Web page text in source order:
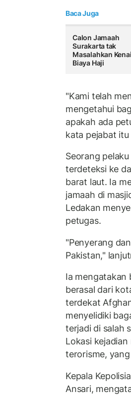
Baca Juga
Calon Jamaah
Surakarta tak
Masalahkan
Biaya Haji
"Kami telah
mengetahui
apakah ada
kata pejabat
Seorang
terdeteksi ke
barat laut. Ia
jamaah di
Ledakan
petugas.
"Penyerang
Pakistan,"
Ia mengatakan
berasal dari
terdekat
menyelidiki
terjadi di salah
Lokasi
terorisme,
Kepala
Ansari,